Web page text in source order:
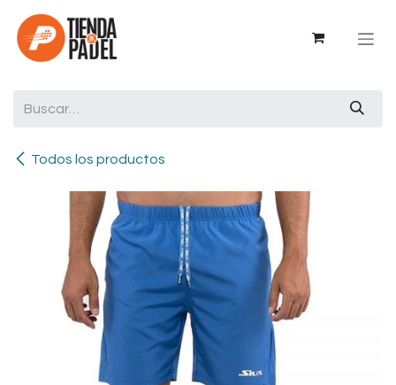
Ir al contenido
Todos los productos